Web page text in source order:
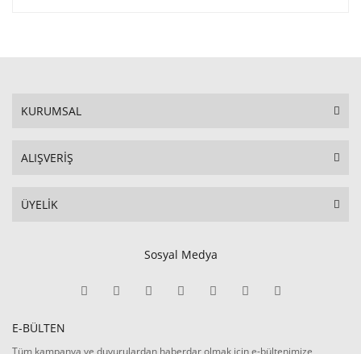
KURUMSAL
ALIŞVERİŞ
ÜYELİK
Sosyal Medya
E-BÜLTEN
Tüm kampanya ve duyurulardan haberdar olmak için e-bültenimize